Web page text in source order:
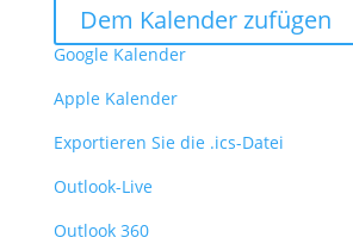
Dem Kalender zufügen
Google Kalender
Apple Kalender
Exportieren Sie die .ics-Datei
Outlook-Live
Outlook 360